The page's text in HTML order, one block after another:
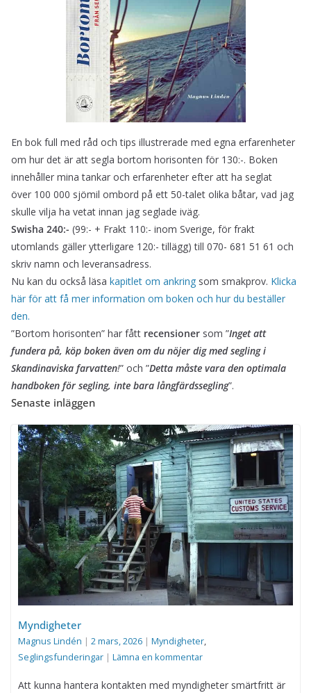
En bok full med råd och tips illustrerade med egna erfarenheter
om hur det är att segla bortom horisonten för 130:-. Boken
innehåller mina tankar och erfarenheter efter att ha seglat
över 100 000 sjömil ombord på ett 50-talet olika båtar, vad jag
skulle vilja ha vetat innan jag seglade iväg.
Swisha 240:- (99:- + Frakt 110:- inom Sverige, för frakt
utomlands gäller ytterligare 120:- tillägg) till 070- 681 51 61 och
skriv namn och leveransadress.
Nu kan du också läsa kapitlet om ankring som smakprov. Klicka
här för att få mer information om boken och hur du beställer
den.
”Bortom horisonten” har fått recensioner som ”Inget att
fundera på, köp boken även om du nöjer dig med segling i
Skandinaviska farvatten!” och ”Detta måste vara den optimala
handboken för segling, inte bara långfärdssegling”.
Senaste inläggen
Myndigheter
Magnus Lindén | 2 mars, 2026 | Myndigheter,
Seglingsfunderingar | Lämna en kommentar
Att kunna hantera kontakten med myndigheter smärtfritt är